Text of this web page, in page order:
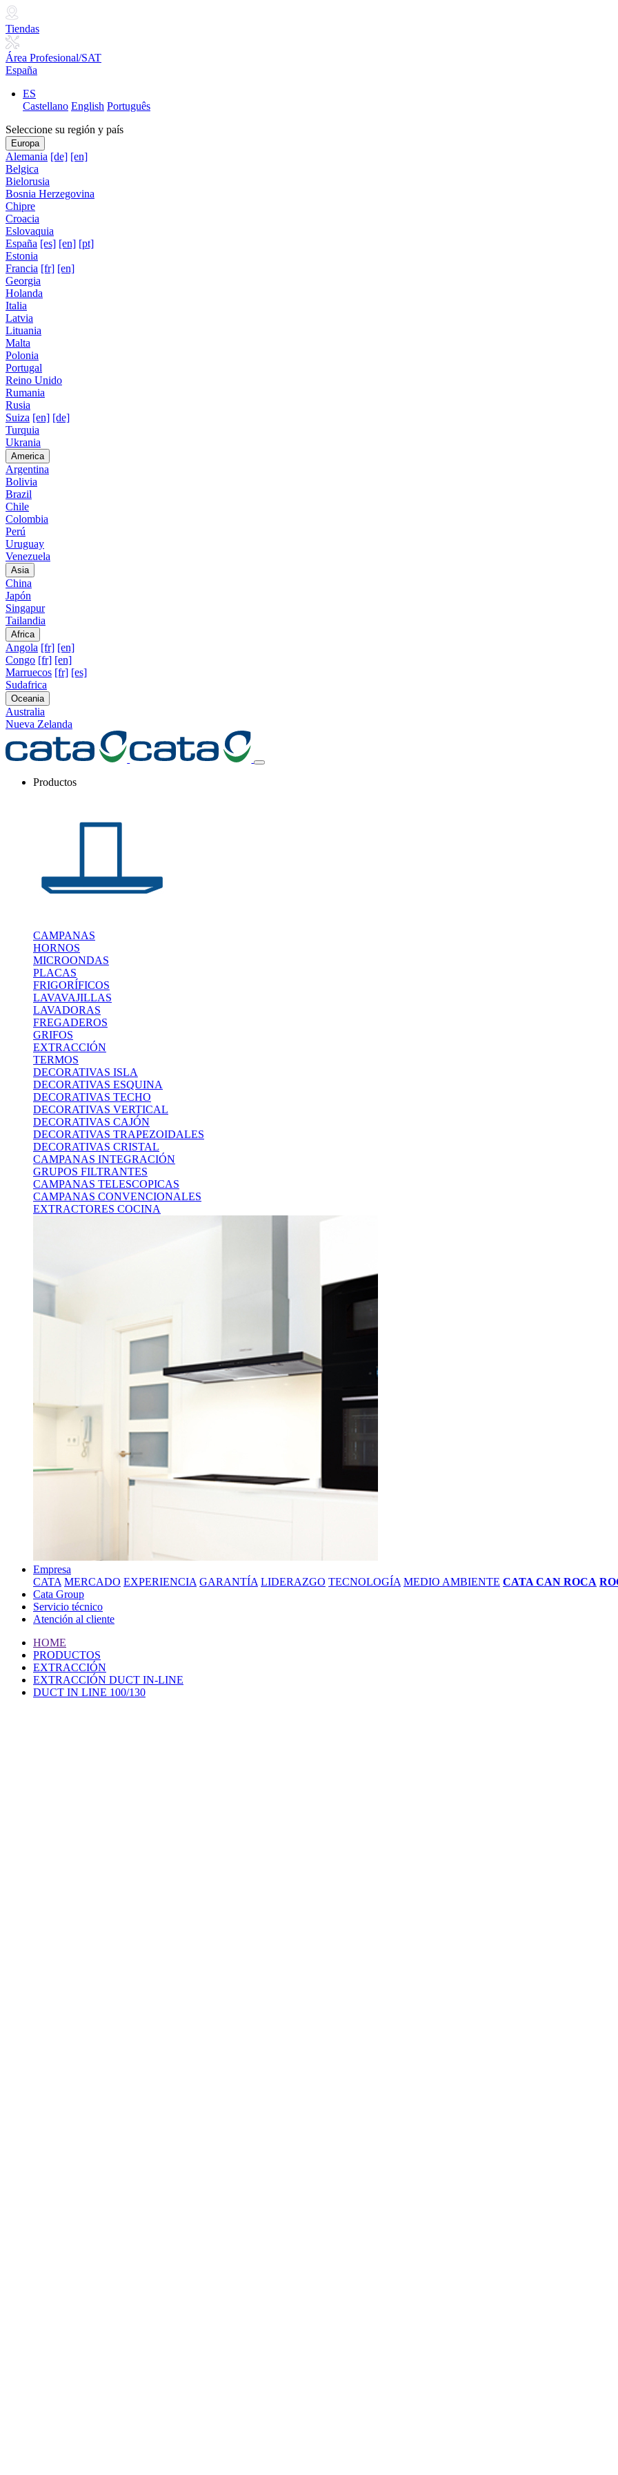
Tiendas
Área Profesional/SAT
España
ES
Castellano English Português
Seleccione su región y país
Europa
Alemania [de] [en]
Belgica
Bielorusia
Bosnia Herzegovina
Chipre
Croacia
Eslovaquia
España [es] [en] [pt]
Estonia
Francia [fr] [en]
Georgia
Holanda
Italia
Latvia
Lituania
Malta
Polonia
Portugal
Reino Unido
Rumania
Rusia
Suiza [en] [de]
Turquia
Ukrania
America
Argentina
Bolivia
Brazil
Chile
Colombia
Perú
Uruguay
Venezuela
Asia
China
Japón
Singapur
Tailandia
Africa
Angola [fr] [en]
Congo [fr] [en]
Marruecos [fr] [es]
Sudafrica
Oceania
Australia
Nueva Zelanda
Productos
CAMPANAS
HORNOS
MICROONDAS
PLACAS
FRIGORÍFICOS
LAVAVAJILLAS
LAVADORAS
FREGADEROS
GRIFOS
EXTRACCIÓN
TERMOS
DECORATIVAS ISLA
DECORATIVAS ESQUINA
DECORATIVAS TECHO
DECORATIVAS VERTICAL
DECORATIVAS CAJÓN
DECORATIVAS TRAPEZOIDALES
DECORATIVAS CRISTAL
CAMPANAS INTEGRACIÓN
GRUPOS FILTRANTES
CAMPANAS TELESCOPICAS
CAMPANAS CONVENCIONALES
EXTRACTORES COCINA
Empresa
CATA MERCADO EXPERIENCIA GARANTÍA LIDERAZGO TECNOLOGÍA MEDIO AMBIENTE CATA CAN ROCA
Cata Group
Servicio técnico
Atención al cliente
HOME
PRODUCTOS
EXTRACCIÓN
EXTRACCIÓN DUCT IN-LINE
DUCT IN LINE 100/130